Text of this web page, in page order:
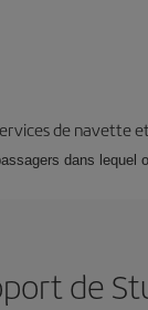
de navette
dans
de